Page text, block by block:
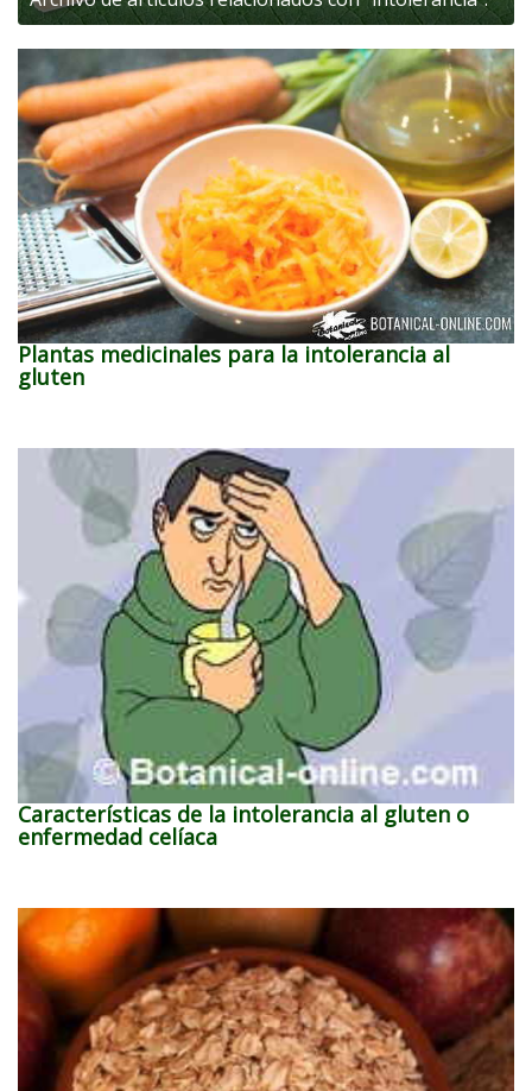
Plantas medicinales para la intolerancia al
gluten
Características de la intolerancia al gluten o
enfermedad celíaca